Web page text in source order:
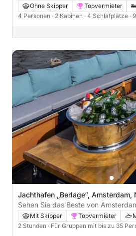
Ohne Skipper Topvermieter
4 Personen · 2 Kabinen · 4 Schlafplätze ·
Jachthafen „Berlage“, Amsterdam,
Sehen Sie das Beste von
2-stündige geführte
Mit Skipper Topvermieter
2 Stunden · Für Gruppen mit bis zu 35